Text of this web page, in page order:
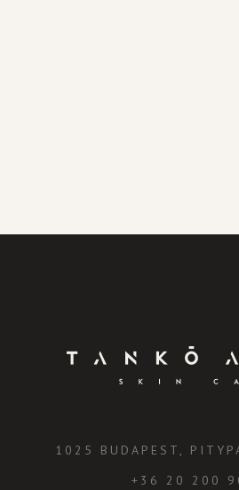
1025 BUDAPEST,
+36 20 200